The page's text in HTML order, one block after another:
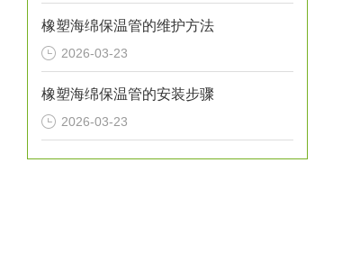
橡塑海绵保温管的维护方法
2026-03-23
橡塑海绵保温管的安装步骤
2026-03-23